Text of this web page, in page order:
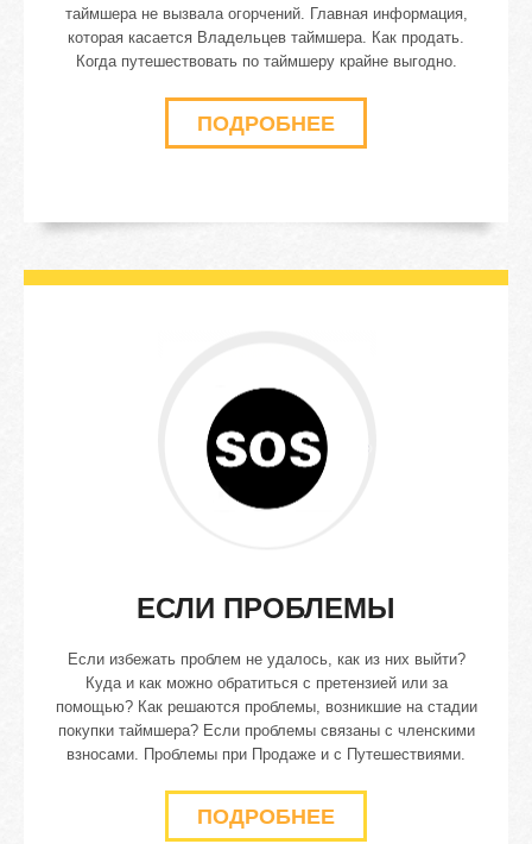
таймшера не вызвала огорчений. Главная информация,
которая касается Владельцев таймшера. Как продать.
Когда путешествовать по таймшеру крайне выгодно.
ПОДРОБНЕЕ
ЕСЛИ ПРОБЛЕМЫ
Если избежать проблем не удалось, как из них выйти?
Куда и как можно обратиться с претензией или за
помощью? Как решаются проблемы, возникшие на стадии
покупки таймшера? Если проблемы связаны с членскими
взносами. Проблемы при Продаже и с Путешествиями.
ПОДРОБНЕЕ